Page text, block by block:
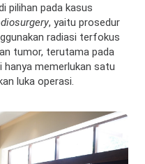
pilihan pada kasus
, yaitu prosedur
radiasi terfokus
tumor, terutama pada
hanya memerlukan satu
luka operasi.